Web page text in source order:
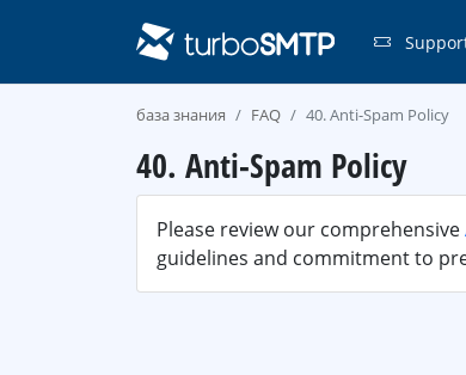
база знания FAQ 40. Anti-Spam Policy
40. Anti-Spam Policy
Please review our comprehensive
guidelines and commitment to